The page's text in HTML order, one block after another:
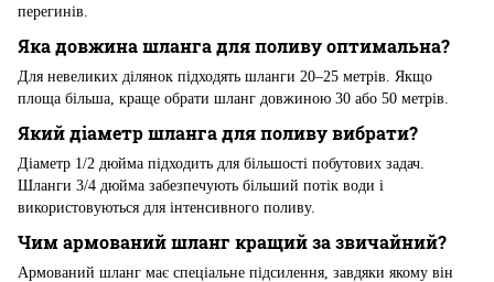
перегинів.
Яка довжина шланга для поливу оптимальна?
Для невеликих ділянок підходять шланги 20–25 метрів. Якщо
площа більша, краще обрати шланг довжиною 30 або 50 метрів.
Який діаметр шланга для поливу вибрати?
Діаметр 1/2 дюйма підходить для більшості побутових задач.
Шланги 3/4 дюйма забезпечують більший потік води і
використовуються для інтенсивного поливу.
Чим армований шланг кращий за звичайний?
Армований шланг має спеціальне підсилення, завдяки якому він